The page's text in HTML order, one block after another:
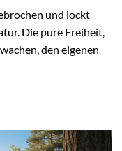
und lockt
Die pure Freiheit,
den eigenen